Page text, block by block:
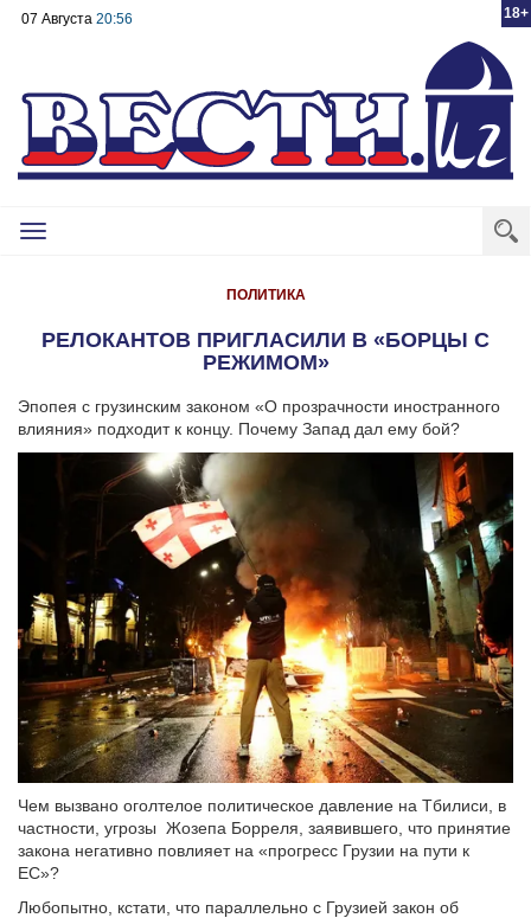
18+
07 Августа 20:56
Toggle
ПОЛИТИКА
РЕЛОКАНТОВ ПРИГЛАСИЛИ В «БОРЦЫ С
РЕЖИМОМ»
Эпопея с грузинским законом «О прозрачности иностранного
влияния» подходит к концу. Почему Запад дал ему бой?
Чем вызвано оголтелое политическое давление на Тбилиси, в
частности, угрозы Жозепа Борреля, заявившего, что принятие
закона негативно повлияет на «прогресс Грузии на пути к
ЕС»?
Любопытно, кстати, что параллельно c Грузией закон об